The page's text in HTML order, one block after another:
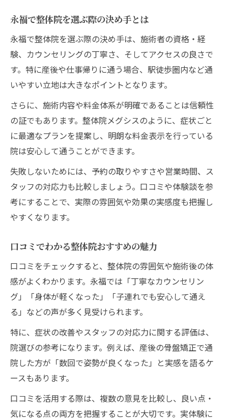
永福で整体院を選ぶ際の決め手とは
永福で整体院を選ぶ際の決め手は、施術者の資格・経
験、カウンセリングの丁寧さ、そしてアクセスの良さで
す。特に産後や仕事帰りに通う場合、駅徒歩圏内など通
いやすい立地は大きなポイントとなります。
さらに、施術内容や料金体系が明確であることは信頼性
の証でもあります。整体院メグシスのように、症状ごと
に最適なプランを提案し、明朗な料金表示を行っている
院は安心して通うことができます。
失敗しないためには、予約の取りやすさや営業時間、ス
タッフの対応力も比較しましょう。口コミや体験談を参
考にすることで、実際の雰囲気や効果の実感度も把握し
やすくなります。
口コミでわかる整体院おすすめの魅力
口コミをチェックすると、整体院の雰囲気や施術後の体
感がよくわかります。永福では「丁寧なカウンセリン
グ」「身体が軽くなった」「子連れでも安心して通え
る」などの声が多く見受けられます。
特に、症状の改善やスタッフの対応力に関する評価は、
院選びの参考になります。例えば、産後の骨盤矯正で通
院した方が「数回で姿勢が良くなった」と実感を語るケ
ースもあります。
口コミを活用する際は、複数の意見を比較し、良い点・
気になる点の両方を把握することが大切です。実体験に